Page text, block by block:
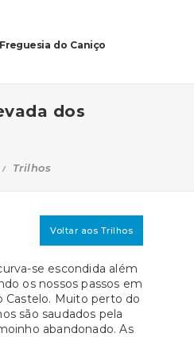
do Caniço
dos
Trilhos
Voltar aos Trilhos
se escondida além
os nossos passos em
Castelo. Muito perto do
são saudados pela
abandonado. As